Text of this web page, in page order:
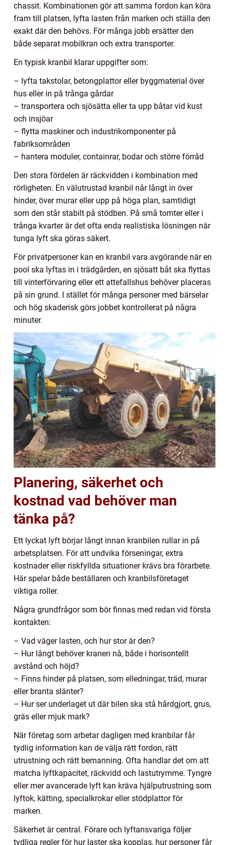
chassit. Kombinationen gör att samma fordon kan köra
fram till platsen, lyfta lasten från marken och ställa den
exakt där den behövs. För många jobb ersätter den
både separat mobilkran och extra transporter.
En typisk kranbil klarar uppgifter som:
– lyfta takstolar, betongplattor eller byggmaterial över
hus eller in på trånga gårdar
– transportera och sjösätta eller ta upp båtar vid kust
och insjöar
– flytta maskiner och industrikomponenter på
fabriksområden
– hantera moduler, containrar, bodar och större förråd
Den stora fördelen är räckvidden i kombination med
rörligheten. En välutrustad kranbil når långt in över
hinder, över murar eller upp på höga plan, samtidigt
som den står stabilt på stödben. På små tomter eller i
trånga kvarter är det ofta enda realistiska lösningen när
tunga lyft ska göras säkert.
För privatpersoner kan en kranbil vara avgörande när en
pool ska lyftas in i trädgården, en sjösatt båt ska flyttas
till vinterförvaring eller ett attefallshus behöver placeras
på sin grund. I stället för många personer med bärselar
och hög skaderisk görs jobbet kontrollerat på några
minuter.
Planering, säkerhet och
kostnad vad behöver man
tänka på?
Ett lyckat lyft börjar långt innan kranbilen rullar in på
arbetsplatsen. För att undvika förseningar, extra
kostnader eller riskfyllda situationer krävs bra förarbete.
Här spelar både beställaren och kranbilsföretaget
viktiga roller.
Några grundfrågor som bör finnas med redan vid första
kontakten:
– Vad väger lasten, och hur stor är den?
– Hur långt behöver kranen nå, både i horisontellt
avstånd och höjd?
– Finns hinder på platsen, som elledningar, träd, murar
eller branta slänter?
– Hur ser underlaget ut där bilen ska stå hårdgjort, grus,
gräs eller mjuk mark?
När företag som arbetar dagligen med kranbilar får
tydlig information kan de välja rätt fordon, rätt
utrustning och rätt bemanning. Ofta handlar det om att
matcha lyftkapacitet, räckvidd och lastutrymme. Tyngre
eller mer avancerade lyft kan kräva hjälputrustning som
lyftok, kätting, specialkrokar eller stödplattor för
marken.
Säkerhet är central. Förare och lyftansvariga följer
tydliga regler för hur laster ska kopplas, hur personer får